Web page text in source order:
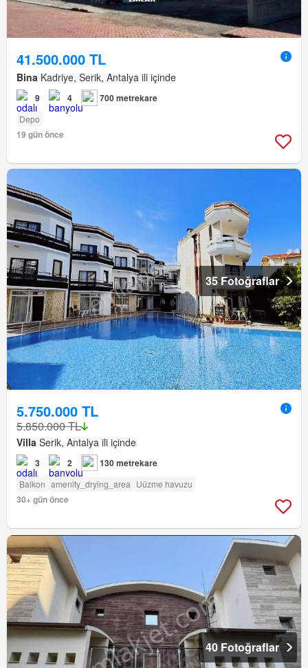
41.500.000 TL
Bina Kadriye, Serik, Antalya ili içinde
9 4 700 metrekare
Depo
19 gün önce
35 Fotoğraflar
5.750.000 TL
5.850.000 TL
Villa Serik, Antalya ili içinde
3 2 130 metrekare
Balkon amenity_drying_area Uüzme havuzu
30+ gün önce
40 Fotoğraflar